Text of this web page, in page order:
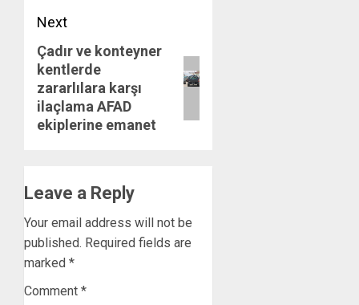
Next
Next
post:
Çadır ve konteyner
kentlerde
zararlılara karşı
ilaçlama AFAD
ekiplerine emanet
Leave a Reply
Your email address will not be
published. Required fields are
marked *
Comment *